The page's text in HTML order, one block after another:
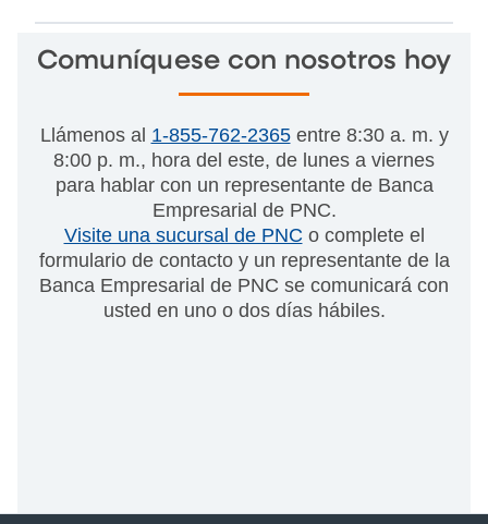
Comuníquese con nosotros hoy
Llámenos al 1-855-762-2365entre 8:30 a. m. y
8:00 p. m., hora del este, de lunes a viernes
para hablar con un representante de Banca
Empresarial de PNC.
Visite una sucursal de PNC o complete el
formulario de contacto y un representante de la
Banca Empresarial de PNC se comunicará con
usted en uno o dos días hábiles.